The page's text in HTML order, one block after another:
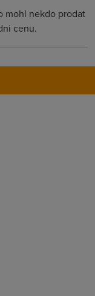
mohl nekdo prodat
cenu.